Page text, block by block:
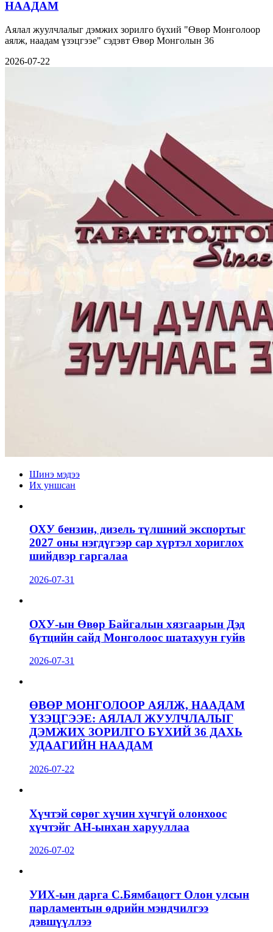
НААДАМ
Аялал жуулчлалыг дэмжих зорилго бүхий "Өвөр Монголоор
аялж, наадам үзэцгээе" сэдэвт Өвөр Монголын 36
2026-07-22
Шинэ мэдээ
Их уншсан
ОХУ бензин, дизель түлшний экспортыг
2027 оны нэгдүгээр сар хүртэл хориглох
шийдвэр гаргалаа
2026-07-31
ОХУ-ын Өвөр Байгалын хязгаарын Дэд
бүтцийн сайд Монголоос шатахуун гуйв
2026-07-31
ӨВӨР МОНГОЛООР АЯЛЖ, НААДАМ
ҮЗЭЦГЭЭЕ: АЯЛАЛ ЖУУЛЧЛАЛЫГ
ДЭМЖИХ ЗОРИЛГО БҮХИЙ 36 ДАХЬ
УДААГИЙН НААДАМ
2026-07-22
Хүчтэй сөрөг хүчин хүчгүй олонхоос
хүчтэйг АН-ынхан харууллаа
2026-07-02
УИХ-ын дарга С.Бямбацогт Олон улсын
парламентын өдрийн мэндчилгээ
дэвшүүллээ